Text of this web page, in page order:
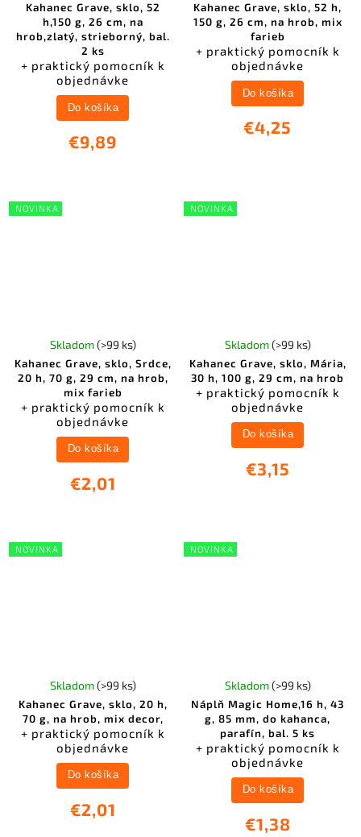
Kahanec Grave, sklo, 52
h,150 g, 26 cm, na
hrob,zlatý, strieborný, bal.
2 ks
+ praktický pomocník k
objednávke
€9,89
Do košíka
Kahanec Grave, sklo, 52 h,
150 g, 26 cm, na hrob, mix
farieb
+ praktický pomocník k
objednávke
€4,25
Do košíka
NOVINKA
Kahanec Grave, sklo, Srdce,
20 h, 70 g, 29 cm, na hrob,
mix farieb
+ praktický pomocník k
objednávke
Skladom(>99 ks)
€2,01
Do košíka
NOVINKA
Kahanec Grave, sklo, Mária,
30 h, 100 g, 29 cm, na hrob
+ praktický pomocník k
objednávke
Skladom(>99 ks)
€3,15
Do košíka
NOVINKA
Kahanec Grave, sklo, 20 h,
70 g, na hrob, mix decor,
+ praktický pomocník k
objednávke
Skladom(>99 ks)
€2,01
Do košíka
NOVINKA
Náplň Magic Home,16 h, 43
g, 85 mm, do kahanca,
parafín, bal. 5 ks
+ praktický pomocník k
objednávke
Skladom(>99 ks)
€1,38
Do košíka